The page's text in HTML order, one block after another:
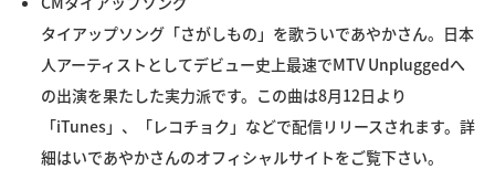
タイアップソング「さがしもの」を歌ういであやかさん。日本
人アーティストとしてデビュー史上最速でMTV Unpluggedへ
の出演を果たした実力派です。この曲は8月12日より
「iTunes」、「レコチョク」などで配信リリースされます。詳
細はいであやかさんのオフィシャルサイトをご覧下さい。